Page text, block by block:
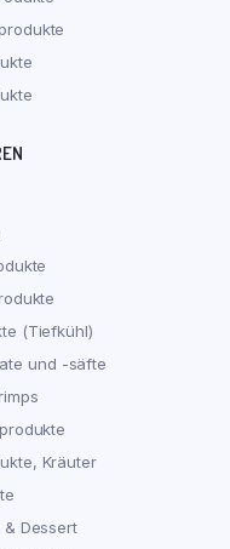
(Tiefkühl)
und -säfte
Kräuter
& Dessert